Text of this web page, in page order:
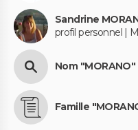
Sandrine
profil personnel |
Nom "MORANO"
Famille